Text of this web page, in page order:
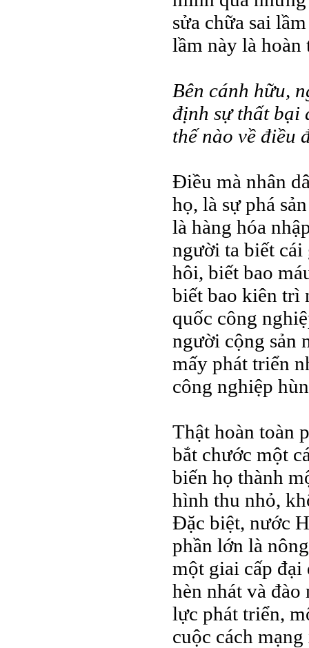
sửa chữa sai
lầm này là hoàn
Bên cánh hữu,
định sự thất bại
thế nào về điều
Điều mà nhân
họ, là sự phá
là hàng hóa
người ta biết cái
hôi, biết bao
biết bao kiên trì
quốc công
người cộng sản
mấy phát triển
công nghiệp
Thật hoàn toàn
bắt chước một
biến họ thành
hình thu nhỏ,
Đặc biệt, nước
phần lớn là
một giai cấp đại
hèn nhát và
lực phát triển,
cuộc cách